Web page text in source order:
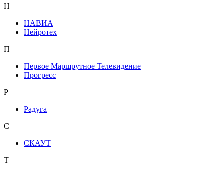
Н
НАВИА
Нейротех
П
Первое Маршрутное Телевидение
Прогресс
Р
Радуга
С
СКАУТ
Т